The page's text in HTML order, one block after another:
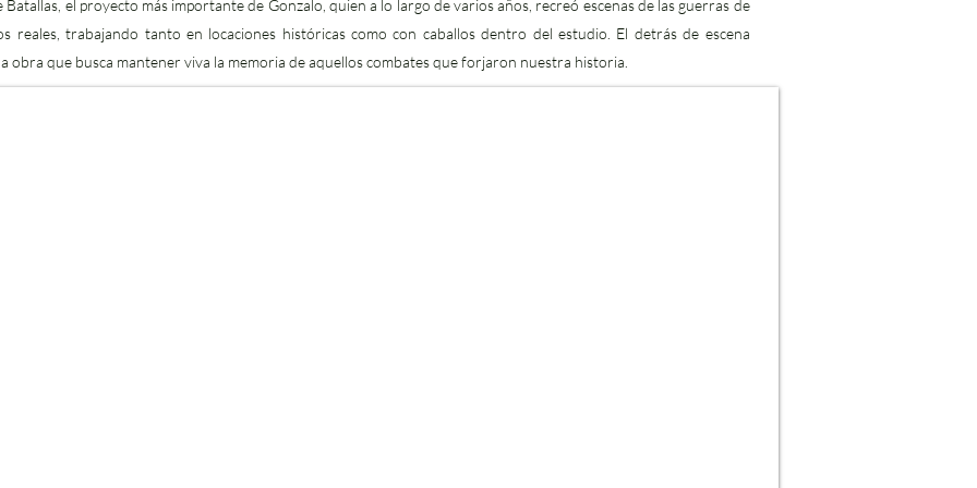
el proyecto más importante de Gonzalo, quien a lo largo de varios años, recreó escenas de las guerras de
reales, trabajando tanto en locaciones históricas como con caballos dentro del estudio. El detrás de escena
obra que busca mantener viva la memoria de aquellos combates que forjaron nuestra historia.​